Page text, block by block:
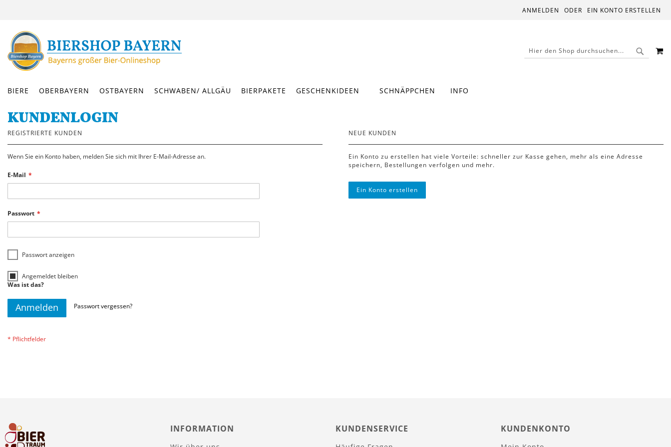
INHALT
ANMELDEN EIN KONTO ERSTELLEN
SUCHE
BIERE OBERBAYERN OSTBAYERN SCHWABEN/ ALLGÄU BIERPAKETE GESCHENKIDEEN SCHNÄPPCHEN INFO
KUNDENLOGIN
REGISTRIERTE KUNDEN
Wenn Sie ein Konto haben, melden Sie sich mit Ihrer E-Mail-Adresse an.
E-Mail
Passwort
Passwort anzeigen
Angemeldet bleiben
Was ist das?
Anmelden Passwort vergessen?
NEUE KUNDEN
Ein Konto zu erstellen hat viele Vorteile: schneller zur Kasse gehen, mehr als eine Adresse
speichern, Bestellungen verfolgen und mehr.
Ein Konto erstellen
INFORMATION KUNDENSERVICE KUNDENKONTO